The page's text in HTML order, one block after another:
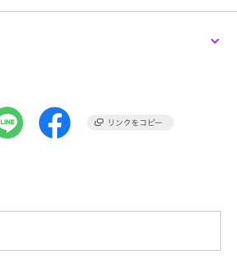
オールインワン・つなぎ
Sサイズ,Mサイズ,Lサイズ
本体：ポリエステル96% ポリウレ
オールインワン・サロペット